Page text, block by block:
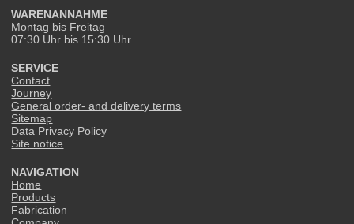
WARENANNAHME
Montag bis Freitag
07:30 Uhr bis 15:30 Uhr
SERVICE
Contact
Journey
General order- and delivery terms
Sitemap
Data Privacy Policy
Site notice
NAVIGATION
Home
Products
Fabrication